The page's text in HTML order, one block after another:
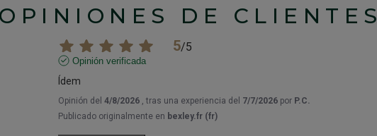
OPINIONES DE CLIENTES
5/5
Opinión verificada
Ídem
Opinión del 4/8/2026 , tras una experiencia del 7/7/2026 por P.C.
Publicado originalmente en bexley.fr (fr)